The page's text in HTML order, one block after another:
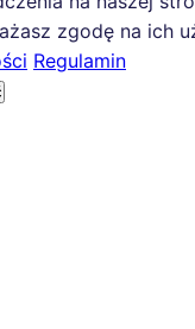
zgodę na ich
Regulamin